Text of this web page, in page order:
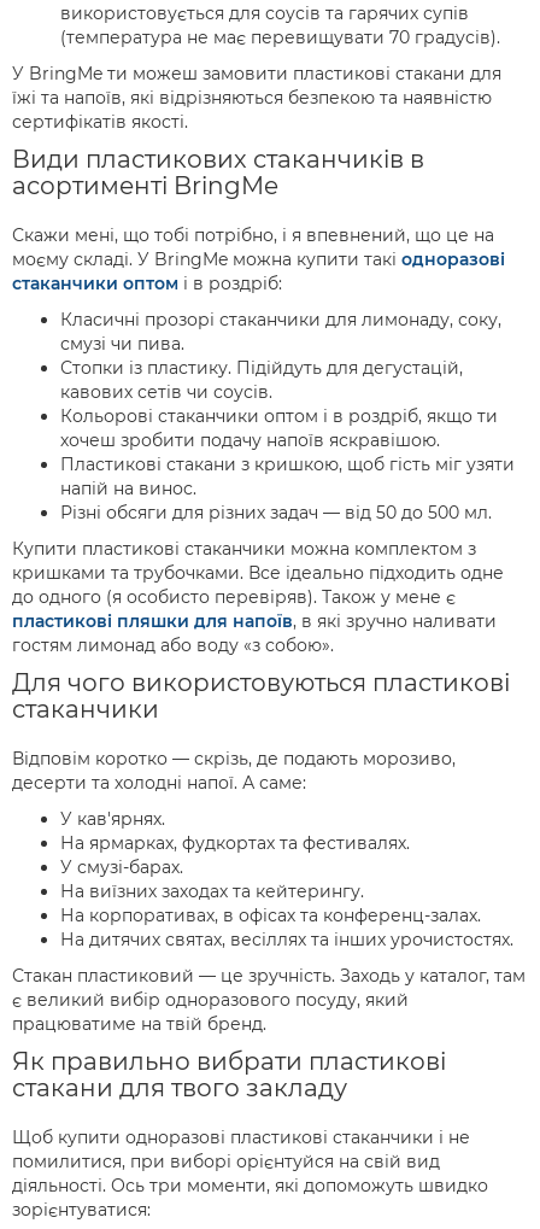
використовується для соусів та гарячих супів
(температура не має перевищувати 70 градусів).
У BringMe ти можеш замовити пластикові стакани для
їжі та напоїв, які відрізняються безпекою та наявністю
сертифікатів якості.
Види пластикових стаканчиків в
асортименті BringMe
Скажи мені, що тобі потрібно, і я впевнений, що це на
моєму складі. У BringMe можна купити такі одноразові
стаканчики оптом і в роздріб:
Класичні прозорі стаканчики для лимонаду, соку,
смузі чи пива.
Стопки із пластику. Підійдуть для дегустацій,
кавових сетів чи соусів.
Кольорові стаканчики оптом і в роздріб, якщо ти
хочеш зробити подачу напоїв яскравішою.
Пластикові стакани з кришкою, щоб гість міг узяти
напій на винос.
Різні обсяги для різних задач — від 50 до 500 мл.
Купити пластикові стаканчики можна комплектом з
кришками та трубочками. Все ідеально підходить одне
до одного (я особисто перевіряв). Також у мене є
пластикові пляшки для напоїв, в які зручно наливати
гостям лимонад або воду «з собою».
Для чого використовуються пластикові
стаканчики
Відповім коротко — скрізь, де подають морозиво,
десерти та холодні напої. А саме:
У кав'ярнях.
На ярмарках, фудкортах та фестивалях.
У смузі-барах.
На виїзних заходах та кейтерингу.
На корпоративах, в офісах та конференц-залах.
На дитячих святах, весіллях та інших урочистостях.
Стакан пластиковий — це зручність. Заходь у каталог, там
є великий вибір одноразового посуду, який
працюватиме на твій бренд.
Як правильно вибрати пластикові
стакани для твого закладу
Щоб купити одноразові пластикові стаканчики і не
помилитися, при виборі орієнтуйся на свій вид
діяльності. Ось три моменти, які допоможуть швидко
зорієнтуватися: